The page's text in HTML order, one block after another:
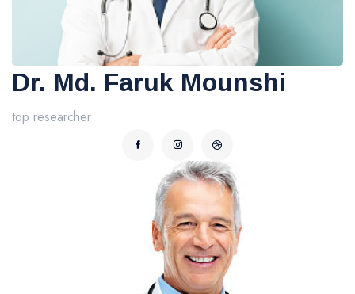
Dr. Md. Faruk Mounshi
top researcher